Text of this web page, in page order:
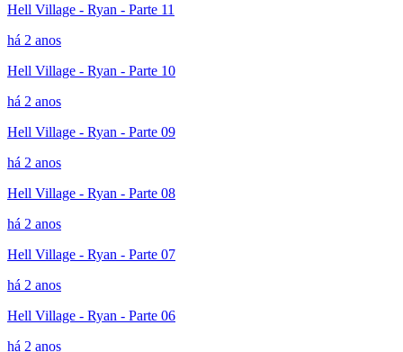
Hell Village - Ryan - Parte 11
há 2 anos
Hell Village - Ryan - Parte 10
há 2 anos
Hell Village - Ryan - Parte 09
há 2 anos
Hell Village - Ryan - Parte 08
há 2 anos
Hell Village - Ryan - Parte 07
há 2 anos
Hell Village - Ryan - Parte 06
há 2 anos